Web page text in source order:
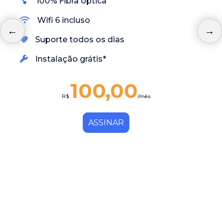
Wifi 6 incluso
Suporte todos os dias
Instalação grátis*
R$ 100,00/mês
ASSINAR